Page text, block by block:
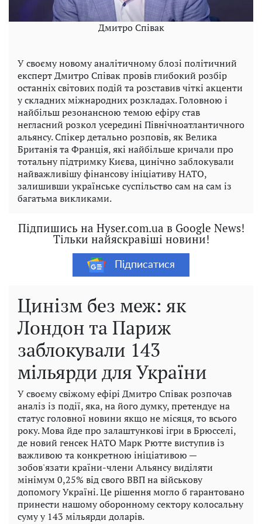
Дмитро Співак
У своєму новому аналітичному блозі політичний
експерт Дмитро Співак провів глибокий розбір
останніх світових подій та розставив чіткі акценти
у складних міжнародних розкладах. Головною і
найбільш резонансною темою ефіру став
негласний розкол усередині Північноатлантичного
альянсу. Спікер детально розповів, як Велика
Британія та Франція, які найбільше кричали про
тотальну підтримку Києва, цинічно заблокували
найважливішу фінансову ініціативу НАТО,
залишивши українське суспільство сам на сам із
багатьма викликами.
Підпишись на Hyser.com.ua в Google News!
Тільки найяскравіші новини!
Підписатися
Цинізм без меж: як
Лондон та Париж
заблокували 143
мільярди для України
У своєму свіжому ефірі Дмитро Співак розпочав
аналіз із події, яка, на його думку, претендує на
статус головної новини якщо не місяця, то всього
року. Мова йде про залаштункові ігри в Брюсселі,
де новий генсек НАТО Марк Рютте виступив із
важливою та конкретною ініціативою —
зобов'язати країни-члени Альянсу виділяти
мінімум 0,25% від свого ВВП на військову
допомогу Україні. Це рішення могло б гарантовано
принести нашому оборонному сектору колосальну
суму у 143 мільярди доларів.